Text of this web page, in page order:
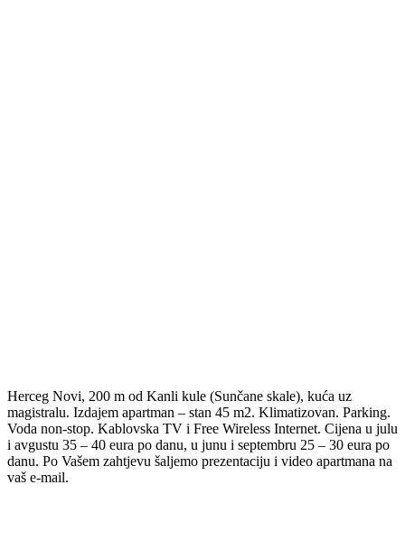
Herceg Novi, 200 m od Kanli kule (Sunčane skale), kuća uz
magistralu. Izdajem apartman – stan 45 m2. Klimatizovan. Parking.
Voda non-stop. Kablovska TV i Free Wireless Internet. Cijena u julu
i avgustu 35 – 40 eura po danu, u junu i septembru 25 – 30 eura po
danu. Po Vašem zahtjevu šaljemo prezentaciju i video apartmana na
vaš e-mail.